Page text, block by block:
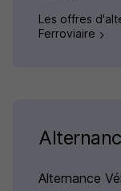
Les offres
Ferroviaire
Alternance